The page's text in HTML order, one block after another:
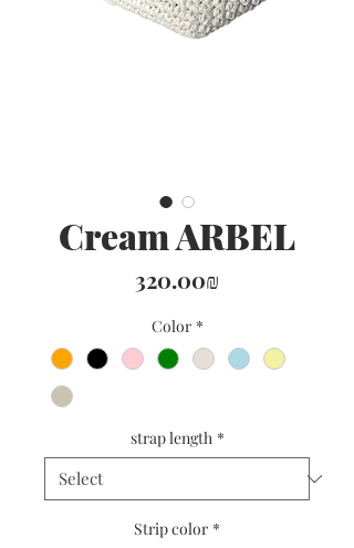
Cream ARBEL
‏320.00 ‏₪
Color *
strap length *
Strip color *